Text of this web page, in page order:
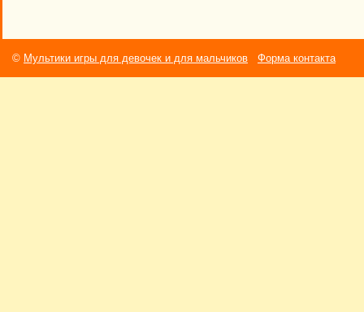
© Мультики игры для девочек и для мальчиков Форма контакта